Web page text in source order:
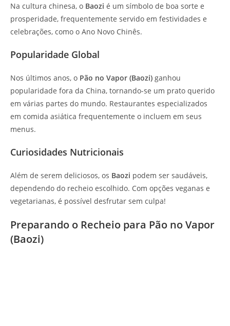
Na cultura chinesa, o Baozi é um símbolo de boa sorte e
prosperidade, frequentemente servido em festividades e
celebrações, como o Ano Novo Chinês.
Popularidade Global
Nos últimos anos, o Pão no Vapor (Baozi) ganhou
popularidade fora da China, tornando-se um prato querido
em várias partes do mundo. Restaurantes especializados
em comida asiática frequentemente o incluem em seus
menus.
Curiosidades Nutricionais
Além de serem deliciosos, os Baozi podem ser saudáveis,
dependendo do recheio escolhido. Com opções veganas e
vegetarianas, é possível desfrutar sem culpa!
Preparando o Recheio para Pão no Vapor
(Baozi)